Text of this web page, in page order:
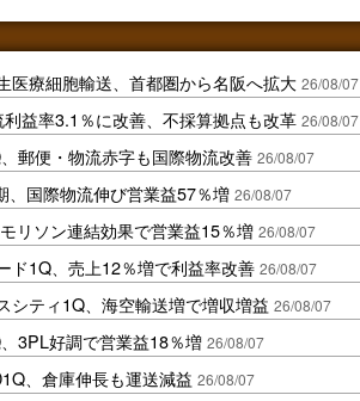
医療細胞輸送、首都圏から名阪へ拡大 26/08/07
益率3.1％に改善、不採算拠点も改革 26/08/07
郵便・物流赤字も国際物流改善 26/08/07
、国際物流伸び営業益57％増 26/08/07
リソン連結効果で営業益15％増 26/08/07
ド1Q、売上12％増で利益率改善 26/08/07
シティ1Q、海空輸送増で増収増益 26/08/07
3PL好調で営業益18％増 26/08/07
、倉庫伸長も運送減益 26/08/07